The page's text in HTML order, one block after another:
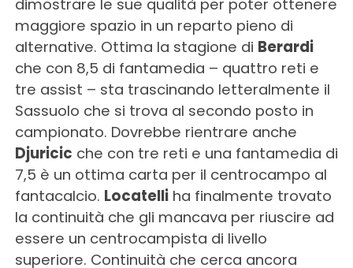
dimostrare le sue qualità per poter ottenere
maggiore spazio in un reparto pieno di
alternative. Ottima la stagione di Berardi
che con 8,5 di fantamedia – quattro reti e
tre assist – sta trascinando letteralmente il
Sassuolo che si trova al secondo posto in
campionato. Dovrebbe rientrare anche
Djuricic che con tre reti e una fantamedia di
7,5 è un ottima carta per il centrocampo al
fantacalcio. Locatelliha finalmente trovato
la continuità che gli mancava per riuscire ad
essere un centrocampista di livello
superiore. Continuità che cerca ancora